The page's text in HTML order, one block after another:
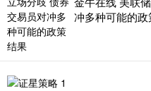
冲多种可能的